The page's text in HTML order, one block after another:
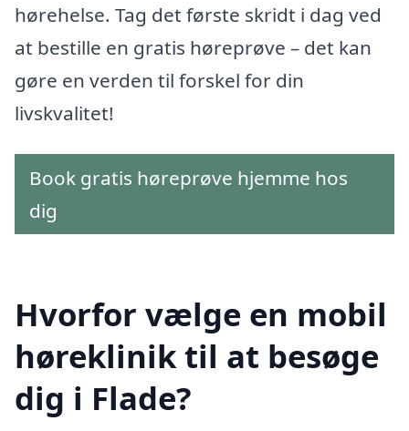
hørehelse. Tag det første skridt i dag ved
at bestille en gratis høreprøve – det kan
gøre en verden til forskel for din
livskvalitet!
Book gratis høreprøve hjemme hos
dig
Hvorfor vælge en mobil
høreklinik til at besøge
dig i Flade?